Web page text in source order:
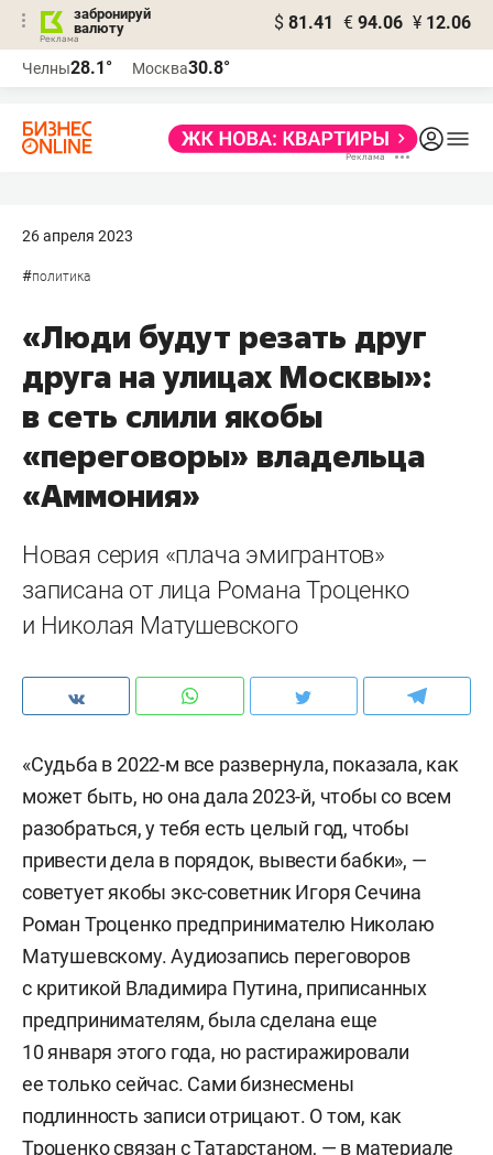
забронируй
валюту
$ 81.41 € 94.06 ¥ 12.06
Челны28.1° Москва30.8°
26 апреля 2023
#политика
«Люди будут резать друг
друга на улицах Москвы»:
в сеть слили якобы
«переговоры» владельца
«Аммония»
Новая серия «плача эмигрантов»
записана от лица Романа Троценко
и Николая Матушевского
«Судьба в 2022-м все развернула, показала, как
может быть, но она дала 2023-й, чтобы со всем
разобраться, у тебя есть целый год, чтобы
привести дела в порядок, вывести бабки», —
советует якобы экс-советник Игоря Сечина
Роман Троценко предпринимателю Николаю
Матушевскому. Аудиозапись переговоров
с критикой Владимира Путина, приписанных
предпринимателям, была сделана еще
10 января этого года, но растиражировали
ее только сейчас. Сами бизнесмены
подлинность записи отрицают. О том, как
Троценко связан с Татарстаном, — в материале